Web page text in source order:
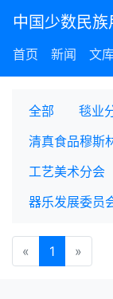
中国少数民族
首页
新闻 文
全部 毯业
清真食品穆斯
工艺美术分会
器乐发展委员
« 1 »